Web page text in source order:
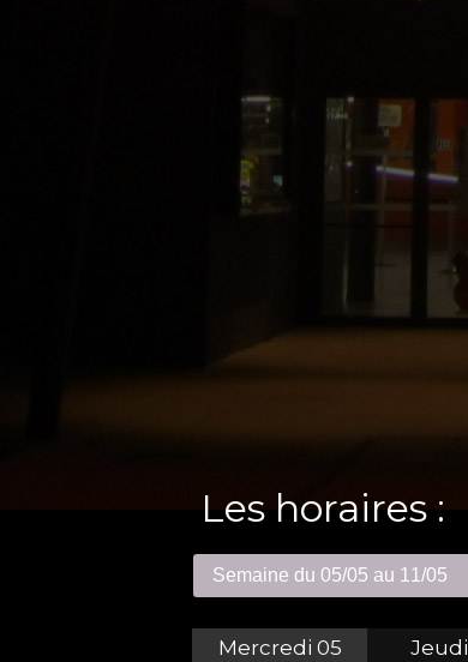
Les horaires :
Mercredi 05 Jeudi